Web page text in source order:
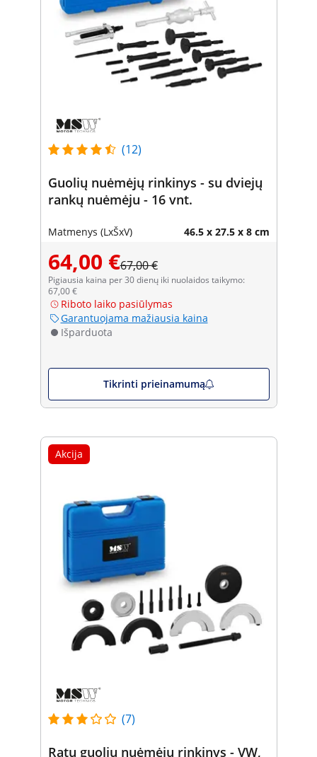
(12)
Guolių nuėmėjų rinkinys - su dviejų
rankų nuėmėju - 16 vnt.
Matmenys (LxŠxV) 46.5 x 27.5 x 8 cm
64,00 €67,00 €
Pigiausia kaina per 30 dienų iki nuolaidos taikymo:
67,00 €
Riboto laiko pasiūlymas
Garantuojama mažiausia kaina
Išparduota
Tikrinti prieinamumą
Akcija
(7)
Ratų guolių nuėmėjų rinkinys - VW,